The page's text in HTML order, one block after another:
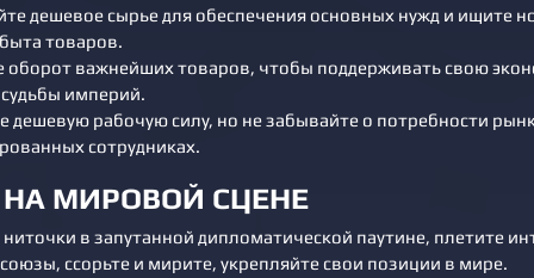
дешевое сырье для обеспечения основных нужд и ищите
товаров.
оборот важнейших товаров, чтобы поддерживать свою
империй.
дешевую рабочую силу, но не забывайте о потребности
сотрудниках.
НА МИРОВОЙ СЦЕНЕ
ниточки в запутанной дипломатической паутине, плетите
ссорьте и мирите, укрепляйте свои позиции в мире.